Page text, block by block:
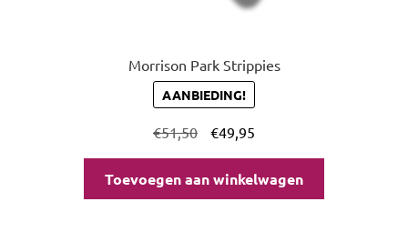
Morrison Park Strippies
AANBIEDING!
€51,50 €49,95
Toevoegen aan winkelwagen